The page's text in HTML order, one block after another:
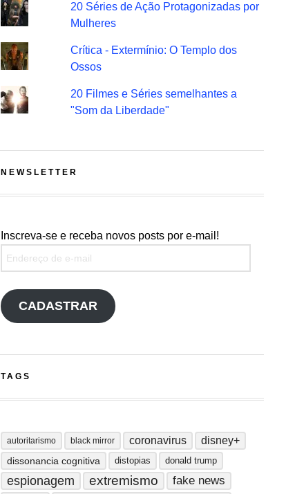
20 Séries de Ação Protagonizadas por
Mulheres
Crítica - Extermínio: O Templo dos
Ossos
20 Filmes e Séries semelhantes a
"Som da Liberdade"
NEWSLETTER
Inscreva-se e receba novos posts por e-mail!
CADASTRAR
TAGS
autoritarismo black mirror coronavirus disney+
dissonancia cognitiva distopias donald trump
espionagem extremismo fake news